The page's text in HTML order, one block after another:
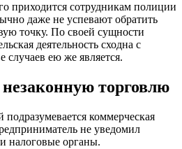
приходится сотрудникам полиции
даже не успевают обратить
точку. По своей сущности
деятельность сходна с
случаев ею же является.
торговлю
коммерческая
не уведомил
налоговые органы.